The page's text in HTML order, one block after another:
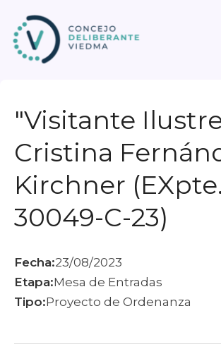
contenido
"Visitante
Cristina
Kirchner
30049-C-23)
Fecha:23/08/2023
Etapa:Mesa de Entradas
Tipo:Proyecto de Ordenanza